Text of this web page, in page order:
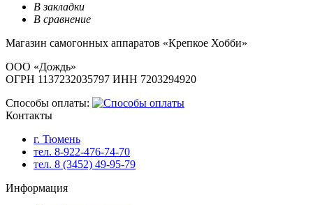
В закладки
В сравнение
Магазин самогонных аппаратов «Крепкое Хобби»
ООО «Дождь»
ОГРН 1137232035797 ИНН 7203294920
Способы оплаты:
Контакты
г. Тюмень
тел. 8-922-476-74-70
тел. 8 (3452) 49-95-79
Информация